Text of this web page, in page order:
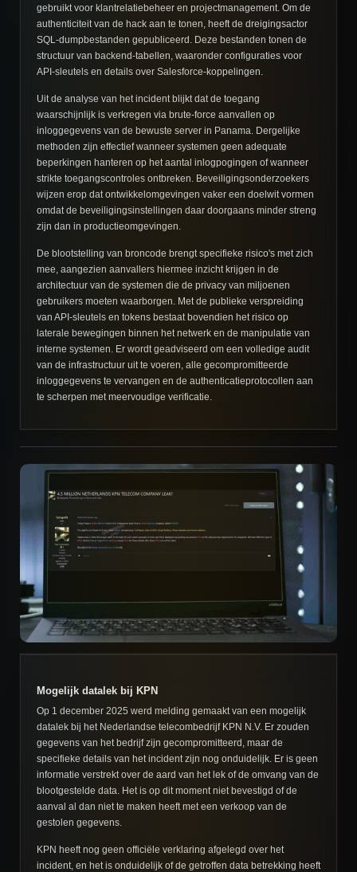
gebruikt voor klantrelatiebeheer en projectmanagement. Om de
authenticiteit van de hack aan te tonen, heeft de dreigingsactor
SQL-dumpbestanden gepubliceerd. Deze bestanden tonen de
structuur van backend-tabellen, waaronder configuraties voor
API-sleutels en details over Salesforce-koppelingen.
Uit de analyse van het incident blijkt dat de toegang
waarschijnlijk is verkregen via brute-force aanvallen op
inloggegevens van de bewuste server in Panama. Dergelijke
methoden zijn effectief wanneer systemen geen adequate
beperkingen hanteren op het aantal inlogpogingen of wanneer
strikte toegangscontroles ontbreken. Beveiligingsonderzoekers
wijzen erop dat ontwikkelomgevingen vaker een doelwit vormen
omdat de beveiligingsinstellingen daar doorgaans minder streng
zijn dan in productieomgevingen.
De blootstelling van broncode brengt specifieke risico's met zich
mee, aangezien aanvallers hiermee inzicht krijgen in de
architectuur van de systemen die de privacy van miljoenen
gebruikers moeten waarborgen. Met de publieke verspreiding
van API-sleutels en tokens bestaat bovendien het risico op
laterale bewegingen binnen het netwerk en de manipulatie van
interne systemen. Er wordt geadviseerd om een volledige audit
van de infrastructuur uit te voeren, alle gecompromitteerde
inloggegevens te vervangen en de authenticatieprotocollen aan
te scherpen met meervoudige verificatie.
Mogelijk datalek bij KPN
Op 1 december 2025 werd melding gemaakt van een mogelijk
datalek bij het Nederlandse telecombedrijf KPN N.V. Er zouden
gegevens van het bedrijf zijn gecompromitteerd, maar de
specifieke details van het incident zijn nog onduidelijk. Er is geen
informatie verstrekt over de aard van het lek of de omvang van de
blootgestelde data. Het is op dit moment niet bevestigd of de
aanval al dan niet te maken heeft met een verkoop van de
gestolen gegevens.
KPN heeft nog geen officiële verklaring afgelegd over het
incident, en het is onduidelijk of de getroffen data betrekking heeft